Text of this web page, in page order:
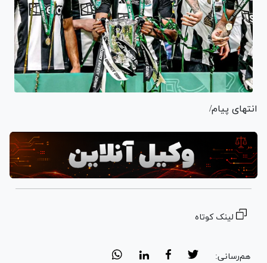
انتهای پیام/
لینک کوتاه
هم‌رسانی: